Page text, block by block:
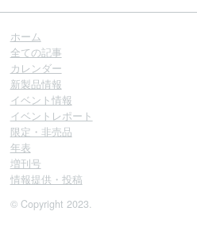
ホーム
全ての記事
カレンダー
新製品情報
イベント情報
イベントレポート
限定・非売品
年表
増刊号
情報提供・投稿
© Copyright 2023.